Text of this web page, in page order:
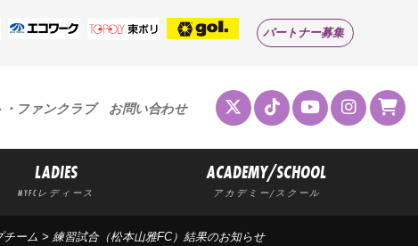
パートナー募集
・ファンクラブ お問い合わせ
LADIES
MYFCレディース
ACADEMY/SCHOOL
アカデミー/スクール
チーム > 練習試合（松本山雅FC）結果のお知らせ